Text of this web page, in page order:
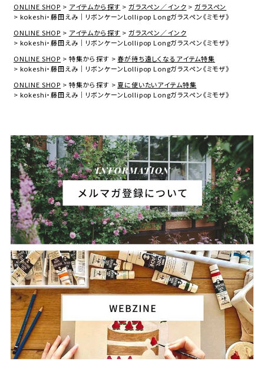
ONLINE SHOP
アイテムから探す ガラスペン／インク
ガラスペン
kokeshi・藤田えみ｜リボンケーンLollipop Longガラスペン《ミモザ》
ONLINE SHOP
アイテムから探す
ガラスペン／インク
kokeshi・藤田えみ｜リボンケーンLollipop Longガラスペン《ミモザ》
ONLINE SHOP
特集から探す
春が待ち遠しくなるアイテム特集
kokeshi・藤田えみ｜リボンケーンLollipop Longガラスペン《ミモザ》
ONLINE SHOP
特集から探す
夏に使いたいアイテム特集
kokeshi・藤田えみ｜リボンケーンLollipop Longガラスペン《ミモザ》